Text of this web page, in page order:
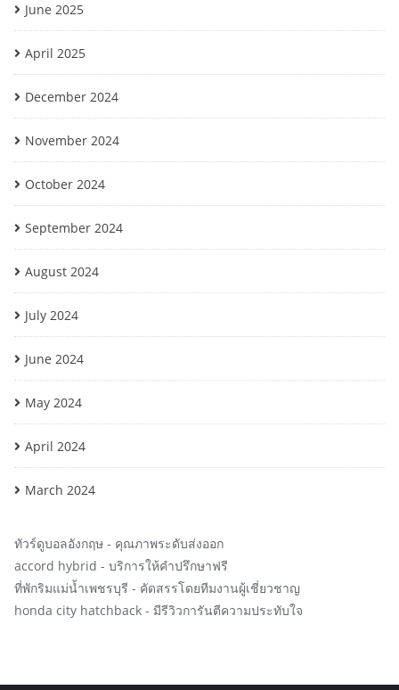
June 2025
April 2025
December 2024
November 2024
October 2024
September 2024
August 2024
July 2024
June 2024
May 2024
April 2024
March 2024
ทัวร์ดูบอลอังกฤษ - คุณภาพระดับส่งออก
accord hybrid - บริการให้คำปรึกษาฟรี
ที่พักริมแม่น้ำเพชรบุรี - คัดสรรโดยทีมงานผู้เชี่ยวชาญ
honda city hatchback - มีรีวิวการันตีความประทับใจ